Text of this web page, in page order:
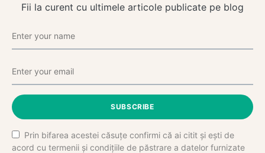
Fii la curent cu ultimele articole publicate pe blog
SUBSCRIBE
Prin bifarea acestei căsuțe confirmi că ai citit și ești de
acord cu termenii și condițiile de păstrare a datelor furnizate